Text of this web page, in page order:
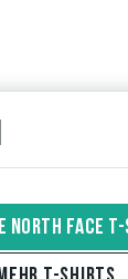
NORTH FACE